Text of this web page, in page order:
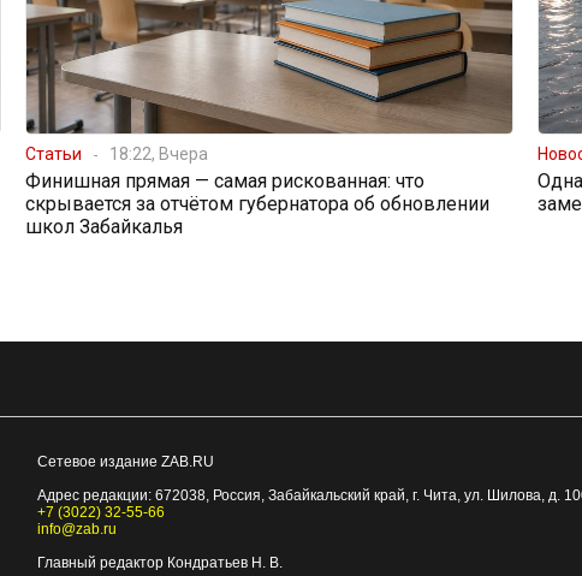
Статьи 18:22, Вчера
Финишная прямая — самая рискованная: что
скрывается за отчётом губернатора об обновлении
школ Забайкалья
Сетевое издание ZAB.RU
Адрес редакции: 672038, Россия, Забайкальский край, г. Чита, ул. Шилова, д.
+7 (3022) 32-55-66
info@zab.ru
Главный редактор Кондратьев Н. В.